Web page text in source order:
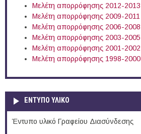
Μελέτη απορρόφησης 2012-2013
Μελέτη απορρόφησης 2009-2011
Μελέτη απορρόφησης 2006-2008
Μελέτη απορρόφησης 2003-2005
Μελέτη απορρόφησης 2001-2002
Μελέτη απορρόφησης 1998-2000
ΕΝΤΥΠΟ ΥΛΙΚΟ
Έντυπο υλικό Γραφείου Διασύνδεσης